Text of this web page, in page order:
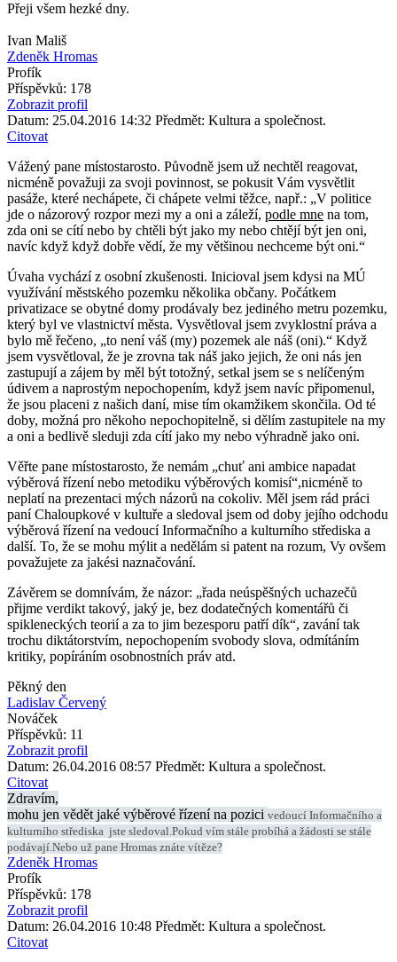
Přeji všem hezké dny.
Ivan Mališ
Zdeněk Hromas
Profík
Příspěvků: 178
Zobrazit profil
Datum: 25.04.2016 14:32 Předmět: Kultura a společnost.
Citovat
Vážený pane místostarosto. Původně jsem už nechtěl reagovat,
nicméně považuji za svoji povinnost, se pokusit Vám vysvětlit
pasáže, které nechápete, či chápete velmi těžce, např.: „V politice
jde o názorový rozpor mezi my a oni a záleží, podle mne na tom,
zda oni se cítí nebo by chtěli být jako my nebo chtějí být jen oni,
navíc když když dobře vědí, že my většinou nechceme být oni.“
Úvaha vychází z osobní zkušenosti. Inicioval jsem kdysi na MÚ
využívání městského pozemku několika občany. Počátkem
privatizace se obytné domy prodávaly bez jediného metru pozemku,
který byl ve vlastnictví města. Vysvětloval jsem zvyklostní práva a
bylo mě řečeno, „to není váš (my) pozemek ale náš (oni).“ Když
jsem vysvětloval, že je zrovna tak náš jako jejich, že oni nás jen
zastupují a zájem by měl být totožný, setkal jsem se s nelíčeným
údivem a naprostým nepochopením, když jsem navíc připomenul,
že jsou placeni z našich daní, mise tím okamžikem skončila. Od té
doby, možná pro někoho nepochopitelně, si dělím zastupitele na my
a oni a bedlivě sleduji zda cítí jako my nebo výhradně jako oni.
Věřte pane místostarosto, že nemám „chuť ani ambice napadat
výběrová řízení nebo metodiku výběrových komisí“,nicméně to
neplatí na prezentaci mých názorů na cokoliv. Měl jsem rád práci
paní Chaloupkové v kultuře a sledoval jsem od doby jejího odchodu
výběrová řízení na vedoucí Informačního a kulturního střediska a
další. To, že se mohu mýlit a nedělám si patent na rozum, Vy ovšem
považujete za jakési naznačování.
Závěrem se domnívám, že názor: „řada neúspěšných uchazečů
přijme verdikt takový, jaký je, bez dodatečných komentářů či
spikleneckých teorií a za to jim bezesporu patří dík“, zavání tak
trochu diktátorstvím, nepochopením svobody slova, odmítáním
kritiky, popíráním osobnostních práv atd.
Pěkný den
Ladislav Červený
Nováček
Příspěvků: 11
Zobrazit profil
Datum: 26.04.2016 08:57 Předmět: Kultura a společnost.
Citovat
Zdravím,
mohu jen vědět jaké výběrové řízení na pozici vedoucí Informačního a
kulturního střediska jste sledoval.Pokud vím stále probíhá a žádosti se stále
podávají.Nebo už pane Hromas znáte vítěze?
Zdeněk Hromas
Profík
Příspěvků: 178
Zobrazit profil
Datum: 26.04.2016 10:48 Předmět: Kultura a společnost.
Citovat